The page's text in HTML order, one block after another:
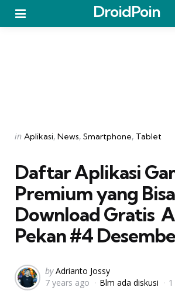
DroidPoin
Categories
Posted
in Aplikasi News Smartphone Tablet
Daftar Aplikasi
Premium yang
Download Gratis 
Pekan #4
Posted
by
by Adrianto Jossy
7 years ago
Blm ada diskusi